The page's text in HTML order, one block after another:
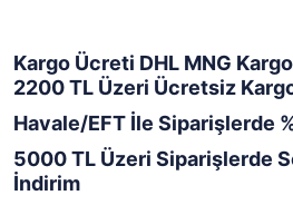
Kargo Ücreti DHL MNG
2200 TL Üzeri Ücretsiz
Havale/EFT İle Siparişlerde
5000 TL Üzeri Siparişlerde
İndirim